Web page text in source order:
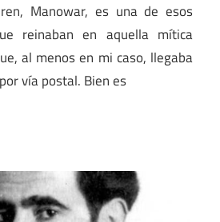
Manowar, es una de esos
reinaban en aquella mítica
al menos en mi caso, llegaba
vía postal. Bien es